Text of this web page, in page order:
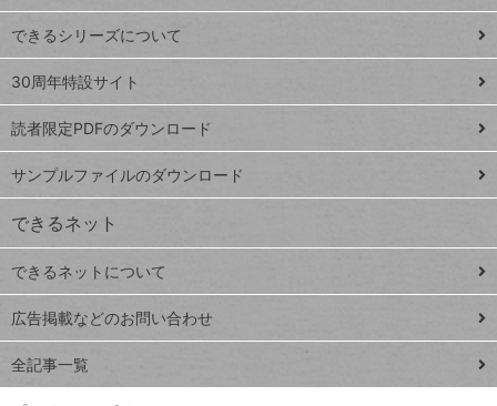
ド
Google
スプレ
ッドシ
ート
iPhone
VLOOKUP
close
閉じ
る
ト
ッ
プ
ペ
ジ
連載
Excel Q&A
トイアンナ流仕
事術
できるシリーズについて
30周年特設サイト
読者限定PDFのダウンロード
サンプルファイルのダウンロード
できるネット
できるネットについて
広告掲載などのお問い合わせ
全記事一覧